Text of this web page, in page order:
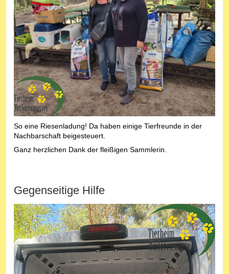
So eine Riesenladung! Da haben einige Tierfreunde in der
Nachbarschaft beigesteuert.
Ganz herzlichen Dank der fleißigen Sammlerin.
Gegenseitige Hilfe